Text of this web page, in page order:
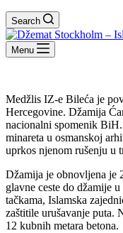
Search
Menu
Medžlis IZ-e Bileća je
Hercegovine. Džamija
nacionalni spomenik
minareta u osmanskoj
uprkos njenom rušenju u
Džamija je obnovljena je
glavne ceste do džamije
tačkama, Islamska
zaštitile urušavanje puta.
12 kubnih metara betona.